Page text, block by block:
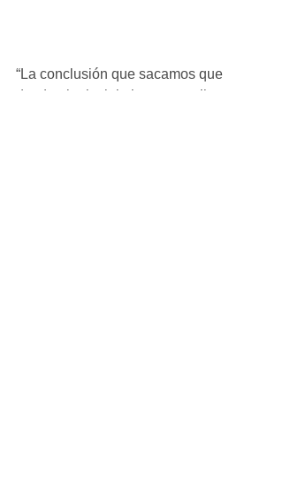
“La conclusión que sacamos que
desde el principio hay que salir con